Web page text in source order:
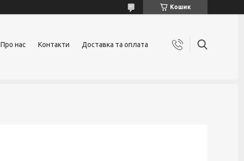
Кошик
Про нас Контакти Доставка та оплата